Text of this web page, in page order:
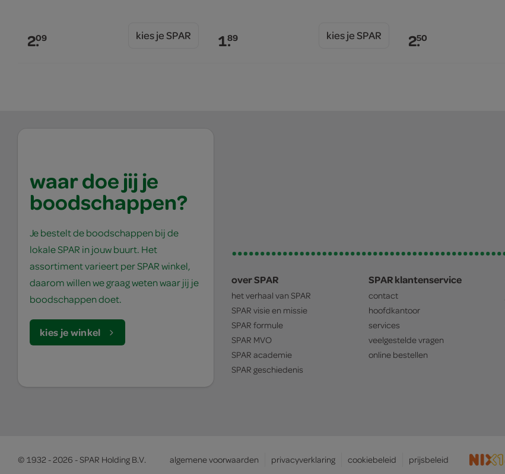
2.09 kies je SPAR 1.89 kies je SPAR 2.50
waar doe jij je
boodschappen?
Je bestelt de boodschappen bij de
lokale SPAR in jouw buurt. Het
assortiment varieert per SPAR winkel,
daarom willen we graag weten waar jij je
boodschappen doet.
kies je winkel
over SPAR
het verhaal van SPAR
SPAR visie en missie
SPAR formule
SPAR MVO
SPAR academie
SPAR geschiedenis
SPAR klantenservice
contact
hoofdkantoor
services
veelgestelde vragen
online bestellen
© 1932 - 2026 - SPAR Holding B.V. algemene voorwaarden privacyverklaring cookiebeleid prijsbeleid